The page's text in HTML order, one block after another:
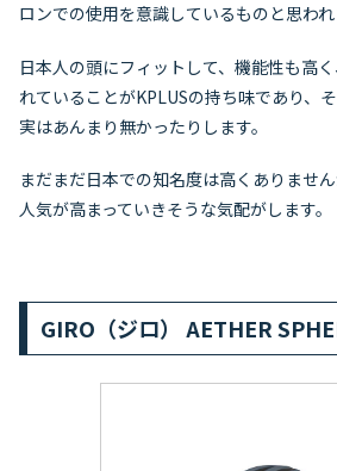
ロンでの使用を意識しているものと思われ
日本人の頭にフィットして、機能性も高
れていることがKPLUSの持ち味であり、
実はあんまり無かったりします。
まだまだ日本での知名度は高くありませ
人気が高まっていきそうな気配がします。
GIRO（ジロ） AETHER